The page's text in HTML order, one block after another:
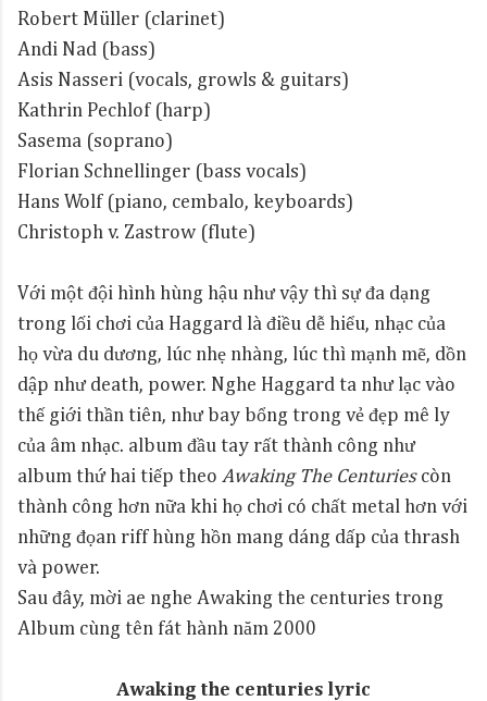
Robert Müller (clarinet)
Andi Nad (bass)
Asis Nasseri (vocals, growls & guitars)
Kathrin Pechlof (harp)
Sasema (soprano)
Florian Schnellinger (bass vocals)
Hans Wolf (piano, cembalo, keyboards)
Christoph v. Zastrow (flute)
Với một đội hình hùng hậu như vậy thì sự đa dạng
trong lối chơi của Haggard là điều dễ hiểu, nhạc của
họ vừa du dương, lúc nhẹ nhàng, lúc thì mạnh mẽ, dồn
dập như death, power. Nghe Haggard ta như lạc vào
thế giới thần tiên, như bay bổng trong vẻ đẹp mê ly
của âm nhạc. album đầu tay rất thành công như
album thứ hai tiếp theo Awaking The Centuriescòn
thành công hơn nữa khi họ chơi có chất metal hơn với
những đọan riff hùng hồn mang dáng dấp của thrash
và power.
Sau đây, mời ae nghe Awaking the centuries trong
Album cùng tên fát hành năm 2000
Awaking the centuries lyric